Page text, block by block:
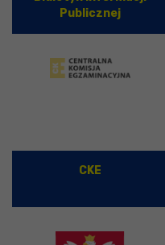
Publicznej
CKE